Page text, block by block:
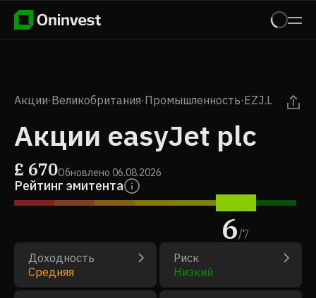
Акции·Великобритания·Промышленность·EZJ.L
Акции easyJet plc
£ 670Обновлено 06.08.2026
Рейтинг эмитента
6/7
Доходность
Средняя
Риск
Низкий